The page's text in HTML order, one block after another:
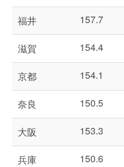
福井 157.7
滋賀 154.4
京都 154.1
奈良 150.5
大阪 153.3
兵庫 150.6